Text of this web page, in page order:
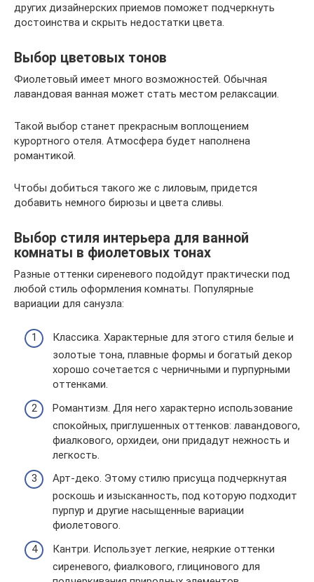
других дизайнерских приемов поможет подчеркнуть
достоинства и скрыть недостатки цвета.
Выбор цветовых тонов
Фиолетовый имеет много возможностей. Обычная
лавандовая ванная может стать местом релаксации.
Такой выбор станет прекрасным воплощением
курортного отеля. Атмосфера будет наполнена
романтикой.
Чтобы добиться такого же с лиловым, придется
добавить немного бирюзы и цвета сливы.
Выбор стиля интерьера для ванной
комнаты в фиолетовых тонах
Разные оттенки сиреневого подойдут практически под
любой стиль оформления комнаты. Популярные
вариации для санузла:
Классика. Характерные для этого стиля белые и
золотые тона, плавные формы и богатый декор
хорошо сочетается с черничными и пурпурными
оттенками.
Романтизм. Для него характерно использование
спокойных, приглушенных оттенков: лавандового,
фиалкового, орхидеи, они придадут нежность и
легкость.
Арт-деко. Этому стилю присуща подчеркнутая
роскошь и изысканность, под которую подходит
пурпур и другие насыщенные вариации
фиолетового.
Кантри. Использует легкие, неяркие оттенки
сиреневого, фиалкового, глицинового для